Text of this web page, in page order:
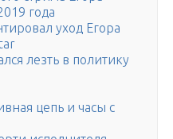
года
уход Егора
лезть в политику
цепь и часы с